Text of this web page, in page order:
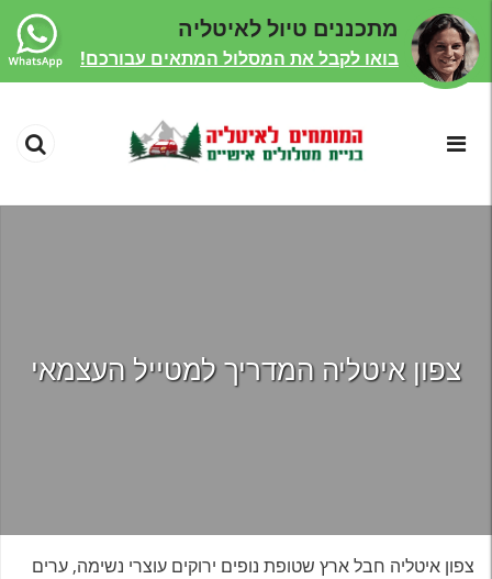
צפון איטליה המדריך למטייל העצמאי
צפון איטליה חבל ארץ שטופת נופים ירוקים עוצרי נשימה, ערים
מתכננים טיול לאיטליה
בואו לקבל את המסלול המתאים עבורכם!